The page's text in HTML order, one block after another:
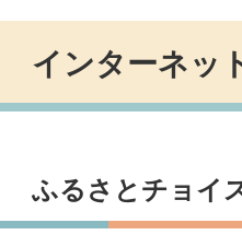
インターネッ
ふるさとチョイ